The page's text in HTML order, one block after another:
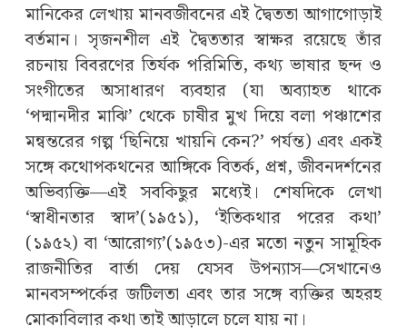
মানিকের লেখায় মানবজীবনের এই দ্বৈততা আগাগোড়াই
বর্তমান। সৃজনশীল এই দ্বৈততার স্বাক্ষর রয়েছে তাঁর
রচনায় বিবরণের তির্যক পরিমিতি, কথ্য ভাষার ছন্দ ও
সংগীতের অসাধারণ ব্যবহার (যা অব্যাহত থাকে
‘পদ্মানদীর মাঝি’ থেকে চাষীর মুখ দিয়ে বলা পঞ্চাশের
মন্বন্তরের গল্প ‘ছিনিয়ে খায়নি কেন?’ পর্যন্ত) এবং একই
সঙ্গে কথোপকথনের আঙ্গিকে বিতর্ক, প্রশ্ন, জীবনদর্শনের
অভিব্যক্তি—এই সবকিছুর মধ্যেই। শেষদিকে লেখা
‘স্বাধীনতার স্বাদ’(১৯৫১), ‘ইতিকথার পরের কথা’
(১৯৫২) বা ‘আরোগ্য’(১৯৫৩)-এর মতো নতুন সামূহিক
রাজনীতির বার্তা দেয় যেসব উপন্যাস—সেখানেও
মানবসম্পর্কের জটিলতা এবং তার সঙ্গে ব্যক্তির অহরহ
মোকাবিলার কথা তাই আড়ালে চলে যায় না।